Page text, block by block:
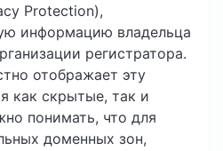
Protection),
информацию владельца
регистратора.
отображает эту
как скрытые, так и
понимать, что для
доменных зон,